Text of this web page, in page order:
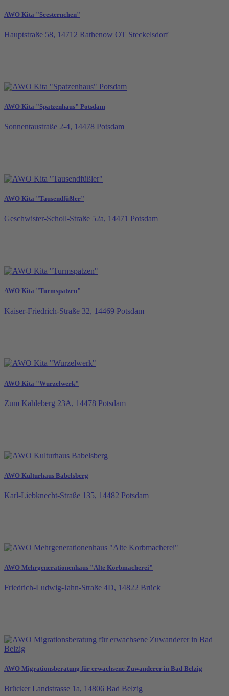
AWO Kita "Seesternchen"
Hauptstraße 58, 14712 Rathenow OT Steckelsdorf
AWO Kita "Spatzenhaus" Potsdam
Sonnentaustraße 2-4, 14478 Potsdam
AWO Kita "Tausendfüßler"
Geschwister-Scholl-Straße 52a, 14471 Potsdam
AWO Kita "Turmspatzen"
Kaiser-Friedrich-Straße 32, 14469 Potsdam
AWO Kita "Wurzelwerk"
Zum Kahleberg 23A, 14478 Potsdam
AWO Kulturhaus Babelsberg
Karl-Liebknecht-Straße 135, 14482 Potsdam
AWO Mehrgenerationenhaus "Alte Korbmacherei"
Friedrich-Ludwig-Jahn-Straße 4D, 14822 Brück
AWO Migrationsberatung für erwachsene Zuwanderer in Bad Belzig
Brücker Landstrasse 1a, 14806 Bad Belzig